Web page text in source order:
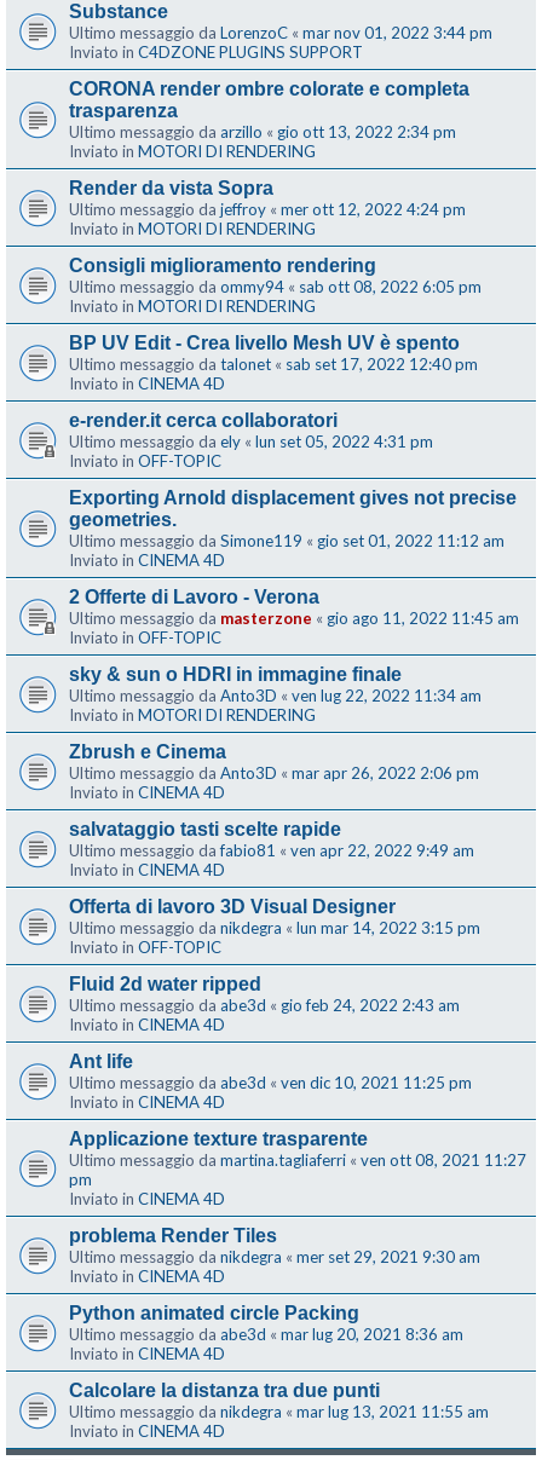
Substance
Ultimo messaggio da LorenzoC « mar nov 01, 2022 3:44 pm
Inviato in C4DZONE PLUGINS SUPPORT
CORONA render ombre colorate e completa
trasparenza
Ultimo messaggio da arzillo « gio ott 13, 2022 2:34 pm
Inviato in MOTORI DI RENDERING
Render da vista Sopra
Ultimo messaggio da jeffroy « mer ott 12, 2022 4:24 pm
Inviato in MOTORI DI RENDERING
Consigli miglioramento rendering
Ultimo messaggio da ommy94 « sab ott 08, 2022 6:05 pm
Inviato in MOTORI DI RENDERING
BP UV Edit - Crea livello Mesh UV è spento
Ultimo messaggio da talonet « sab set 17, 2022 12:40 pm
Inviato in CINEMA 4D
e-render.it cerca collaboratori
Ultimo messaggio da ely « lun set 05, 2022 4:31 pm
Inviato in OFF-TOPIC
Exporting Arnold displacement gives not precise
geometries.
Ultimo messaggio da Simone119 « gio set 01, 2022 11:12 am
Inviato in CINEMA 4D
2 Offerte di Lavoro - Verona
Ultimo messaggio da masterzone « gio ago 11, 2022 11:45 am
Inviato in OFF-TOPIC
sky & sun o HDRI in immagine finale
Ultimo messaggio da Anto3D « ven lug 22, 2022 11:34 am
Inviato in MOTORI DI RENDERING
Zbrush e Cinema
Ultimo messaggio da Anto3D « mar apr 26, 2022 2:06 pm
Inviato in CINEMA 4D
salvataggio tasti scelte rapide
Ultimo messaggio dafabio81 « ven apr 22, 2022 9:49 am
Inviato in CINEMA 4D
Offerta di lavoro 3D Visual Designer
Ultimo messaggio da nikdegra « lun mar 14, 2022 3:15 pm
Inviato in OFF-TOPIC
Fluid 2d water ripped
Ultimo messaggio da abe3d « gio feb 24, 2022 2:43 am
Inviato in CINEMA 4D
Ant life
Ultimo messaggio da abe3d « ven dic 10, 2021 11:25 pm
Inviato in CINEMA 4D
Applicazione texture trasparente
Ultimo messaggio da martina.tagliaferri « ven ott 08, 2021 11:27
pm
Inviato in CINEMA 4D
problema Render Tiles
Ultimo messaggio da nikdegra « mer set 29, 2021 9:30 am
Inviato in CINEMA 4D
Python animated circle Packing
Ultimo messaggio da abe3d « mar lug 20, 2021 8:36 am
Inviato in CINEMA 4D
Calcolare la distanza tra due punti
Ultimo messaggio da nikdegra « mar lug 13, 2021 11:55 am
Inviato in CINEMA 4D